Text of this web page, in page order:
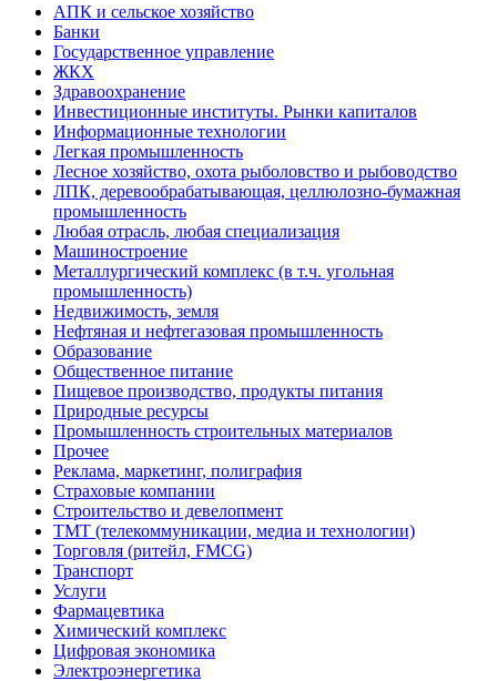
АПК и сельское хозяйство
Банки
Государственное управление
ЖКХ
Здравоохранение
Инвестиционные институты. Рынки капиталов
Информационные технологии
Легкая промышленность
Лесное хозяйство, охота рыболовство и рыбоводство
ЛПК, деревообрабатывающая, целлюлозно-бумажная
промышленность
Любая отрасль, любая специализация
Машиностроение
Металлургический комплекс (в т.ч. угольная
промышленность)
Недвижимость, земля
Нефтяная и нефтегазовая промышленность
Образование
Общественное питание
Пищевое производство, продукты питания
Природные ресурсы
Промышленность строительных материалов
Прочее
Реклама, маркетинг, полиграфия
Страховые компании
Строительство и девелопмент
ТМТ (телекоммуникации, медиа и технологии)
Торговля (ритейл, FMCG)
Транспорт
Услуги
Фармацевтика
Химический комплекс
Цифровая экономика
Электроэнергетика